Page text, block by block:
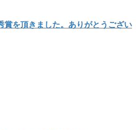
賞を頂きました。ありがとうござい